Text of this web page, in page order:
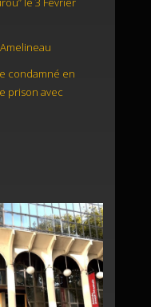
condamné en
prison avec